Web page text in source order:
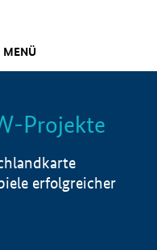
MENÜ
Info
Projekte
erfolgreicher